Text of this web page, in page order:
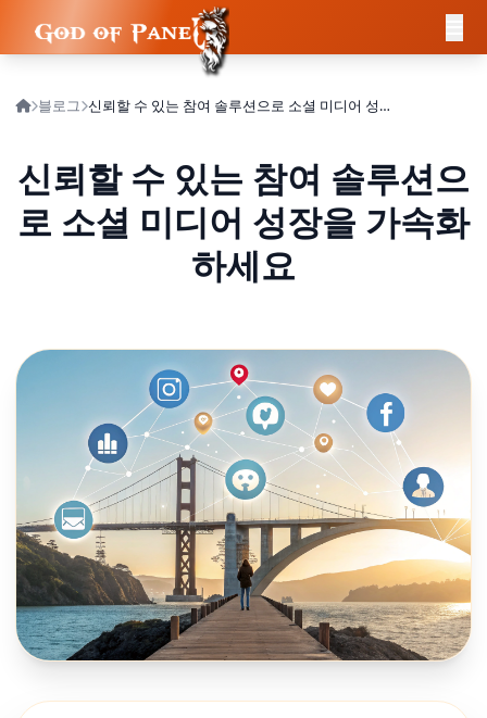
블로그 신뢰할 수 있는 참여 솔루션으로 소셜 미디어 성장을 가속화하세요
신뢰할 수 있는 참여 솔루션으
로 소셜 미디어 성장을 가속화
하세요